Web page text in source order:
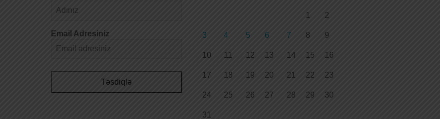
Email Adresiniz
Təsdiqlə
1 2
3 4 5 6 7 8 9
10 11 12 13 14 15 16
17 18 19 20 21 22 23
24 25 26 27 28 29 30
31